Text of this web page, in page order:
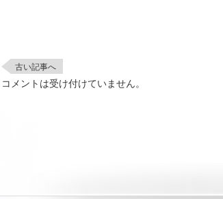
古い記事へ
コメントは受け付けていません。